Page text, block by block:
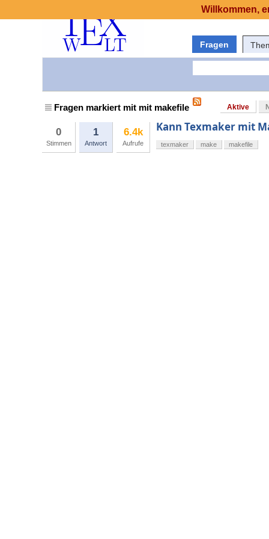
Fragen
Fragen markiert mit mit makefile Aktive
0
Stimmen
1
Antwort
6.4k
Aufrufe
Kann Texmaker mit
texmaker make makefile
Willkommen,